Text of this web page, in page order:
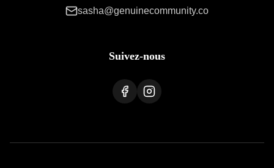
sasha@genuinecommunity.co
Suivez-nous